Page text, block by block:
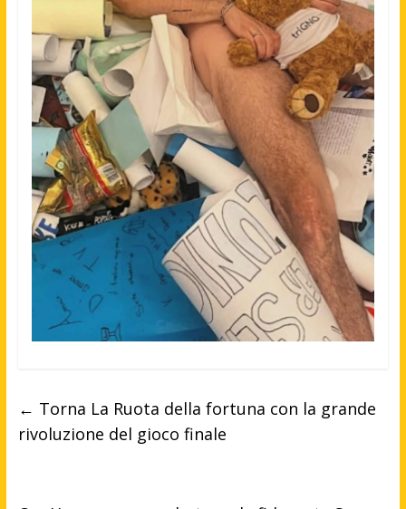
← Torna La Ruota della fortuna con la grande
rivoluzione del gioco finale